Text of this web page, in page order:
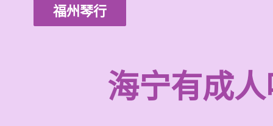
福州琴行
海宁有成